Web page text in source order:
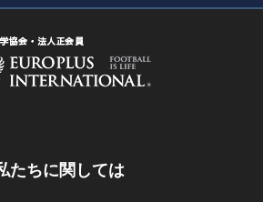
たちに関しては